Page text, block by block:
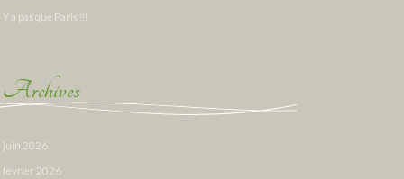
Y a pas que Paris !!!
Archives
juin 2026
février 2026